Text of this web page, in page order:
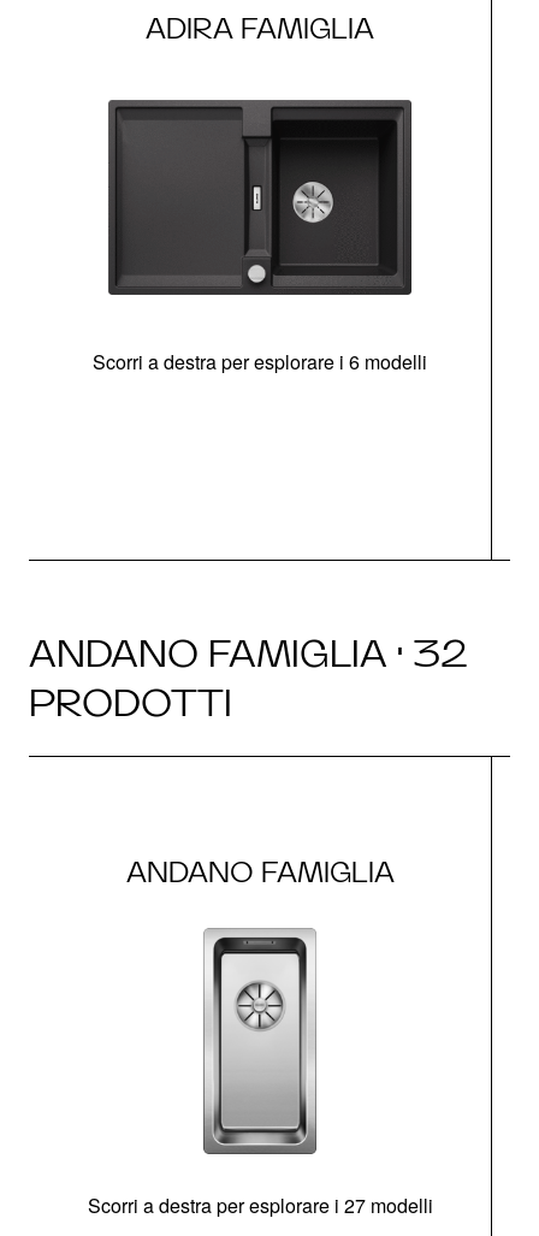
ADIRA FAMIGLIA
Scorri a destra per esplorare i 6 modelli
ANDANO FAMIGLIA · 32
PRODOTTI
ANDANO FAMIGLIA
Scorri a destra per esplorare i 27 modelli